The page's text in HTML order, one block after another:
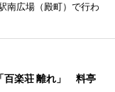
南広場（殿町）で行わ
百楽荘 離れ」 料亭